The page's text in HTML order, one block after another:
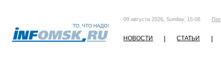
09 августа 2026, Sunday, 15:08
НОВОСТИ | СТАТЬИ |